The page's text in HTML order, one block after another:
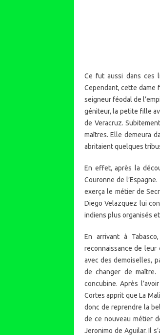
Ce fut aussi dans ces
Cependant, cette dame
seigneur féodal de
géniteur, la petite fille
de Veracruz.
maîtres. Elle demeura
abritaient quelques
En effet, après la
Couronne de
exerça le métier de
Diego Velazquez lui
indiens plus organisés
En arrivant à
reconnaissance de
avec des demoiselles,
de changer de
concubine. Après
Cortes apprit que La
donc de reprendre la
de ce nouveau métier
Jeronimo de Aguilar. Il